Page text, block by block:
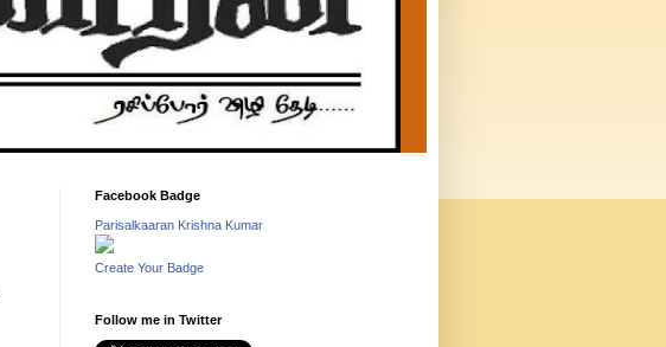
Facebook Badge
Parisalkaaran Krishna Kumar
Create Your Badge
Follow me in Twitter